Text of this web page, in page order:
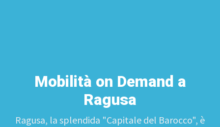
Mobilità on Demand a
Ragusa
Ragusa, la splendida "Capitale del Barocco", è